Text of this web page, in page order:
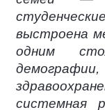
выстроена
одним
системная